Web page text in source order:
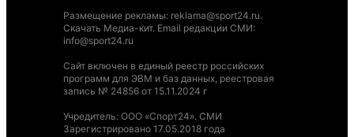
Размещение рекламы: reklama@sport24.ru.
Скачать Медиа-кит. Email редакции СМИ:
info@sport24.ru
Сайт включен в единый реестр российских
программ для ЭВМ и баз данных, реестровая
запись № 24856 от 15.11.2024 г
Учредитель: ООО «Спорт24». СМИ
Зарегистрировано 17.05.2018 года